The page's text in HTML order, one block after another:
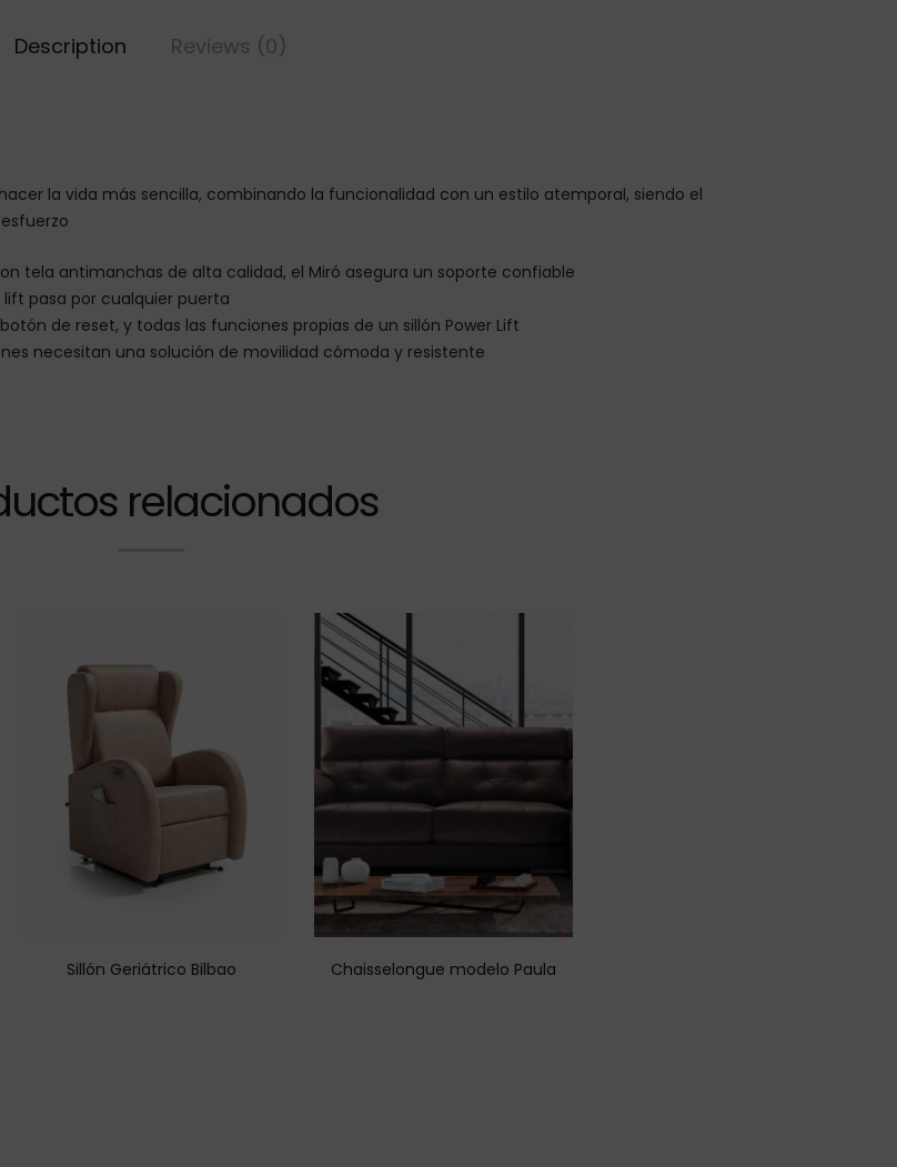
Description Reviews (0)
la vida más sencilla, combinando la funcionalidad con un estilo atemporal, siendo el
tela antimanchas de alta calidad, el Miró asegura un soporte confiable
pasa por cualquier puerta
de reset, y todas las funciones propias de un sillón Power Lift
necesitan una solución de movilidad cómoda y resistente
relacionados
Sillón Geriátrico Bilbao Chaisselongue modelo Paula